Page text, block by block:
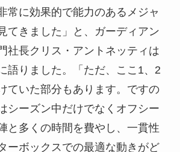
常に効果的で能力のあるメジャ
てきました」と、ガーディアン
社長クリス・アントネッティは
語りました。「ただ、ここ1、2
ていた部分もあります。ですの
シーズン中だけでなくオフシー
と多くの時間を費やし、一貫性
ーボックスでの最適な動きがど